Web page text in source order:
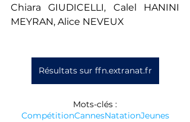
Chiara GIUDICELLI, Calel HANINI
MEYRAN, Alice NEVEUX
Résultats sur ffn.extranat.fr
Mots-clés :
CompétitionCannesNatationJeunes